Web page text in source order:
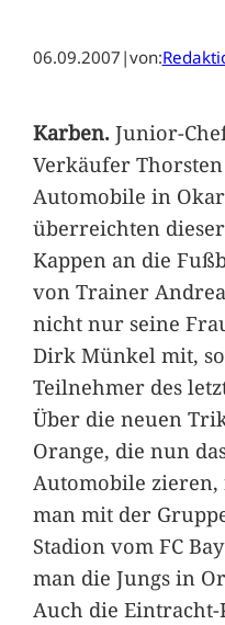
06.09.2007 |von:
Karben.Junior-
Verkäufer
Automobile in
überreichten
Kappen an die
von Trainer
nicht nur seine
Dirk Münkel mit,
Teilnehmer des
Über die neuen
Orange, die nun
Automobile zieren,
man mit der
Stadion vom FC
man die Jungs in
Auch die